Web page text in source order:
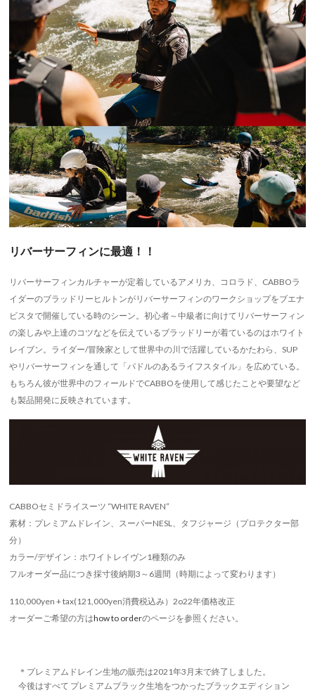
リバーサーフィンに最適！！
リバーサーフィンカルチャーが定着しているアメリカ、コロラド、CABBOラ
イダーのブラッドリーヒルトンがリバーサーフィンのワークショップをブエナ
ビスタで開催している時のシーン。初心者～中級者に向けてリバーサーフィン
の楽しみや上達のコツなどを伝えているブラッドリーが着ているのはホワイト
レイブン。ライダー/冒険家として世界中の川で活躍しているかたわら、SUP
やリバーサーフィンを通して「パドルのあるライフスタイル」を広めている。
もちろん彼が世界中のフィールドでCABBOを使用して感じたことや要望など
も製品開発に反映されています。
CABBOセミドライスーツ “WHITE RAVEN”
素材：プレミアムドレイン、スーパーNESL、タフジャージ（プロテクター部
分）
カラー/デザイン：ホワイトレイヴン1種類のみ
フルオーダー品につき採寸後納期3～6週間（時期によって変わります）
110,000yen + tax(121,000yen消費税込み）2o22年価格改正
オーダーご希望の方はhow to orderのページを参照ください。
＊プレミアムドレイン生地の販売は2021年3月末で終了しました。
今後はすべて プレミアムブラック生地をつかったブラックエディション